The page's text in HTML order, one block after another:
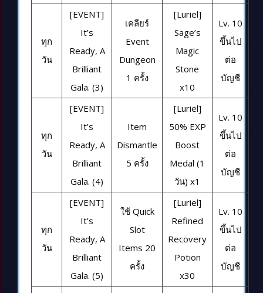
ทุก
วัน
[EVENT]
It’s
Ready, A
Brilliant
Gala. (3)
เคลียร์
Event
Dungeon
1 ครั้ง
[Luriel]
Sage’s
Magic
Stone
x10
Lv. 10
ขึ้นไป
ต่อ
บัญชี
ทุก
วัน
[EVENT]
It’s
Ready, A
Brilliant
Gala. (4)
Item
Dismantle
5 ครั้ง
[Luriel]
50% EXP
Boost
Medal (1
วัน) x1
Lv. 10
ขึ้นไป
ต่อ
บัญชี
ทุก
วัน
[EVENT]
It’s
Ready, A
Brilliant
Gala. (5)
ใช้ Quick
Slot
Items 20
ครั้ง
[Luriel]
Refined
Recovery
Potion
x30
Lv. 10
ขึ้นไป
ต่อ
บัญชี